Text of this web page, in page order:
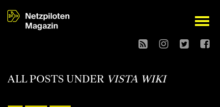
open
ALL POSTS UNDER VISTA WIKI